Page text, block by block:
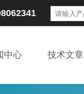
中心 技术文章